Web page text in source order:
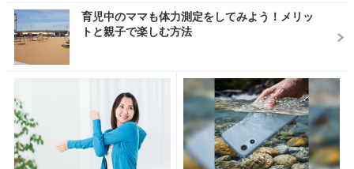
育児中のママも体力測定をしてみよう！メリッ
トと親子で楽しむ方法